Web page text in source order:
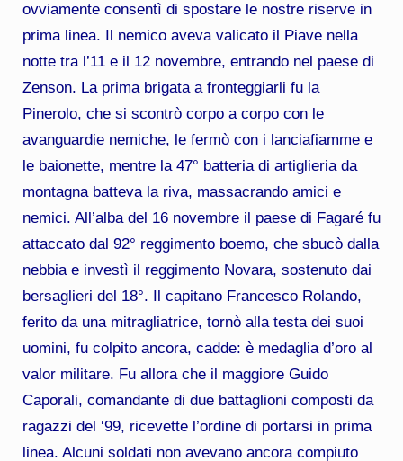
ovviamente consentì di spostare le nostre riserve in
prima linea. Il nemico aveva valicato il Piave nella
notte tra l’11 e il 12 novembre, entrando nel paese di
Zenson. La prima brigata a fronteggiarli fu la
Pinerolo, che si scontrò corpo a corpo con le
avanguardie nemiche, le fermò con i lanciafiamme e
le baionette, mentre la 47° batteria di artiglieria da
montagna batteva la riva, massacrando amici e
nemici. All’alba del 16 novembre il paese di Fagaré fu
attaccato dal 92° reggimento boemo, che sbucò dalla
nebbia e investì il reggimento Novara, sostenuto dai
bersaglieri del 18°. Il capitano Francesco Rolando,
ferito da una mitragliatrice, tornò alla testa dei suoi
uomini, fu colpito ancora, cadde: è medaglia d’oro al
valor militare. Fu allora che il maggiore Guido
Caporali, comandante di due battaglioni composti da
ragazzi del ‘99, ricevette l’ordine di portarsi in prima
linea. Alcuni soldati non avevano ancora compiuto